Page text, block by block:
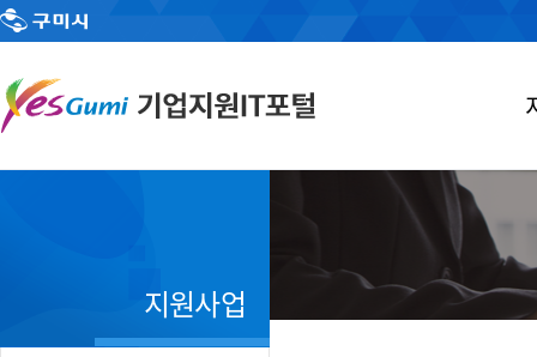
지원사업